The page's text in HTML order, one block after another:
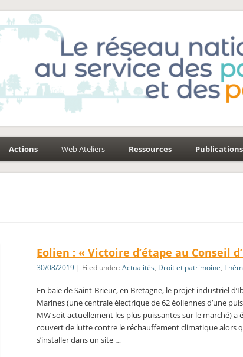
Environnement
Actions Web Ateliers Ressources Publications
Eolien : « Victoire d’étape au Conseil
30/08/2019 | Filed under:Actualités, Droit et patrimoine,
En baie de Saint-Brieuc, en Bretagne, le projet industriel
Marines (une centrale électrique de 62 éoliennes d’une
MW soit actuellement les plus puissantes sur le marché) a
couvert de lutte contre le réchauffement climatique alors
s’installer dans un site …